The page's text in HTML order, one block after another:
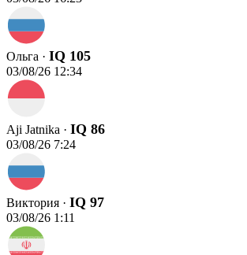
Ольга · IQ 105
03/08/26 12:34
Aji Jatnika · IQ 86
03/08/26 7:24
Виктория · IQ 97
03/08/26 1:11